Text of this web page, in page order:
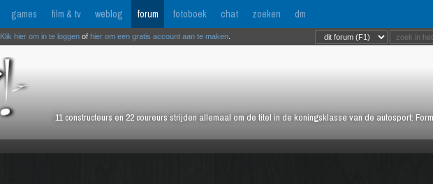
games film & tv weblog forum fotoboek chat zoeken dm
11 constructeurs en 22 coureurs strijden allemaal om de titel in de koningsklasse van de autosport:
Klik hier om in te loggen of hier om een gratis account aan te maken